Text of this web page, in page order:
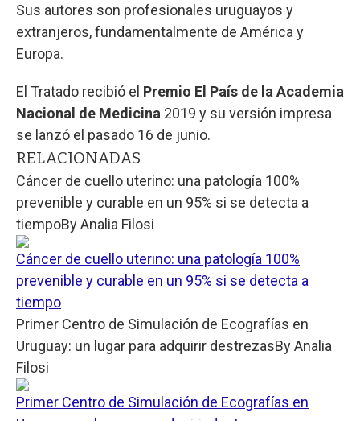
Sus autores son profesionales uruguayos y
extranjeros, fundamentalmente de América y
Europa.
El Tratado recibió el Premio El País de la Academia
Nacional de Medicina 2019 y su versión impresa
se lanzó el pasado 16 de junio.
RELACIONADAS
Cáncer de cuello uterino: una patología 100%
prevenible y curable en un 95% si se detecta a
tiempoByAnalia Filosi
Cáncer de cuello uterino: una patología 100%
prevenible y curable en un 95% si se detecta a
tiempo
Primer Centro de Simulación de Ecografías en
Uruguay: un lugar para adquirir destrezasByAnalia
Filosi
Primer Centro de Simulación de Ecografías en